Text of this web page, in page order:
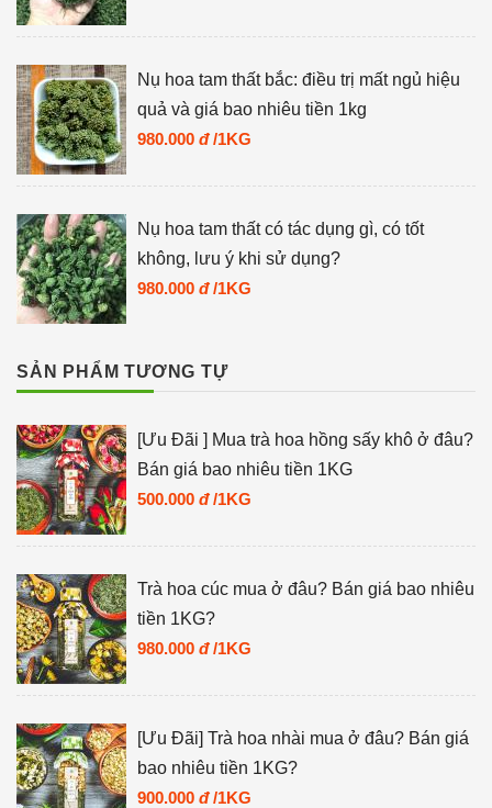
Nụ hoa tam thất bắc: điều trị mất ngủ hiệu
quả và giá bao nhiêu tiền 1kg
980.000 đ /1KG
Nụ hoa tam thất có tác dụng gì, có tốt
không, lưu ý khi sử dụng?
980.000 đ /1KG
SẢN PHẨM TƯƠNG TỰ
[Ưu Đãi ] Mua trà hoa hồng sấy khô ở đâu?
Bán giá bao nhiêu tiền 1KG
500.000 đ /1KG
Trà hoa cúc mua ở đâu? Bán giá bao nhiêu
tiền 1KG?
980.000 đ /1KG
[Ưu Đãi] Trà hoa nhài mua ở đâu? Bán giá
bao nhiêu tiền 1KG?
900.000 đ /1KG